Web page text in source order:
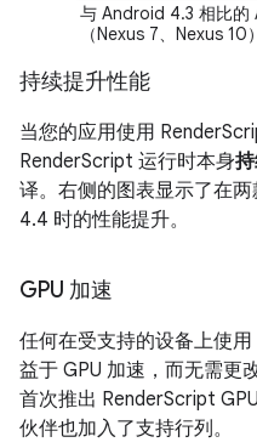
与 Android 4.3 相比的
（Nexus 7、Nexus 10
持续提升性能
当您的应用使用
RenderScript 运行时本身
译。右侧的图表显示了在
4.4 时的性能提升。
GPU 加速
任何在受支持的设备上使
益于 GPU 加速，而无需更
首次推出 RenderScript
伙伴也加入了支持行列。